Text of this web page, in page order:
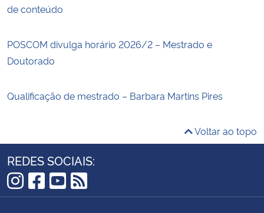
de conteúdo
POSCOM divulga horário 2026/2 – Mestrado e
Doutorado
Qualificação de mestrado – Barbara Martins Pires
Voltar ao topo
REDES SOCIAIS:
Instagram
Facebook
YouTube
RSS